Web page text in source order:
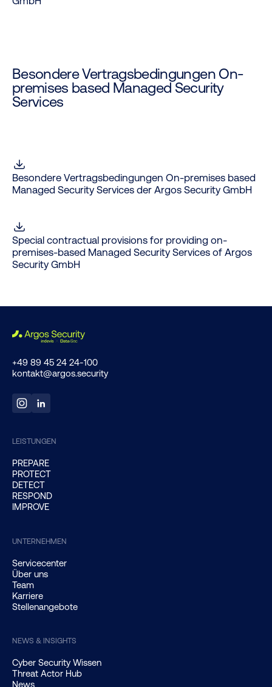
Besondere Vertragsbedingungen On-
premises based Managed Security
Services
Besondere Vertragsbedingungen On-premises based
Managed Security Services der Argos Security GmbH
Special contractual provisions for providing on-
premises-based Managed Security Services of Argos
Security GmbH
+49 89 45 24 24-100
kontakt@argos.security
LEISTUNGEN
PREPARE
PROTECT
DETECT
RESPOND
IMPROVE
UNTERNEHMEN
Servicecenter
Über uns
Team
Karriere
Stellenangebote
NEWS & INSIGHTS
Cyber Security Wissen
Threat Actor Hub
News